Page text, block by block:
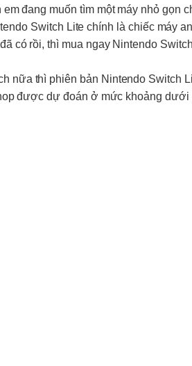
đang muốn tìm một máy nhỏ gọn
Switch Lite chính là chiếc máy
có rồi, thì mua ngay Nintendo
nữa thì phiên bản Nintendo Switch
được dự đoán ở mức khoảng dưới